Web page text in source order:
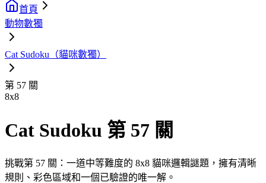
首頁
動物數獨
Cat Sudoku（貓咪數獨）
第 57 關
8x8
Cat Sudoku 第 57 關
挑戰第 57 關：一道中等難度的 8x8 貓咪邏輯謎題，擁有清晰
規則、彩色區域和一個已驗證的唯一解。